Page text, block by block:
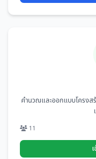
คำนวณและออกแบบโครงส
11